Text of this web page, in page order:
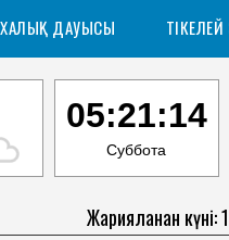
ХАЛЫҚ ДАУЫСЫ
05:21:14
Суббота
Жарияланған